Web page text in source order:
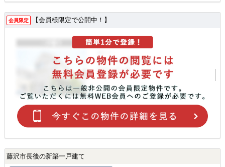
会員限定 【会員様限定で公開中！】
藤沢市長後の新築一戸建て